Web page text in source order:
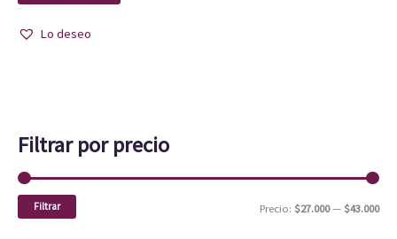
Lo deseo
Filtrar por precio
Filtrar Precio: $27.000—$43.000